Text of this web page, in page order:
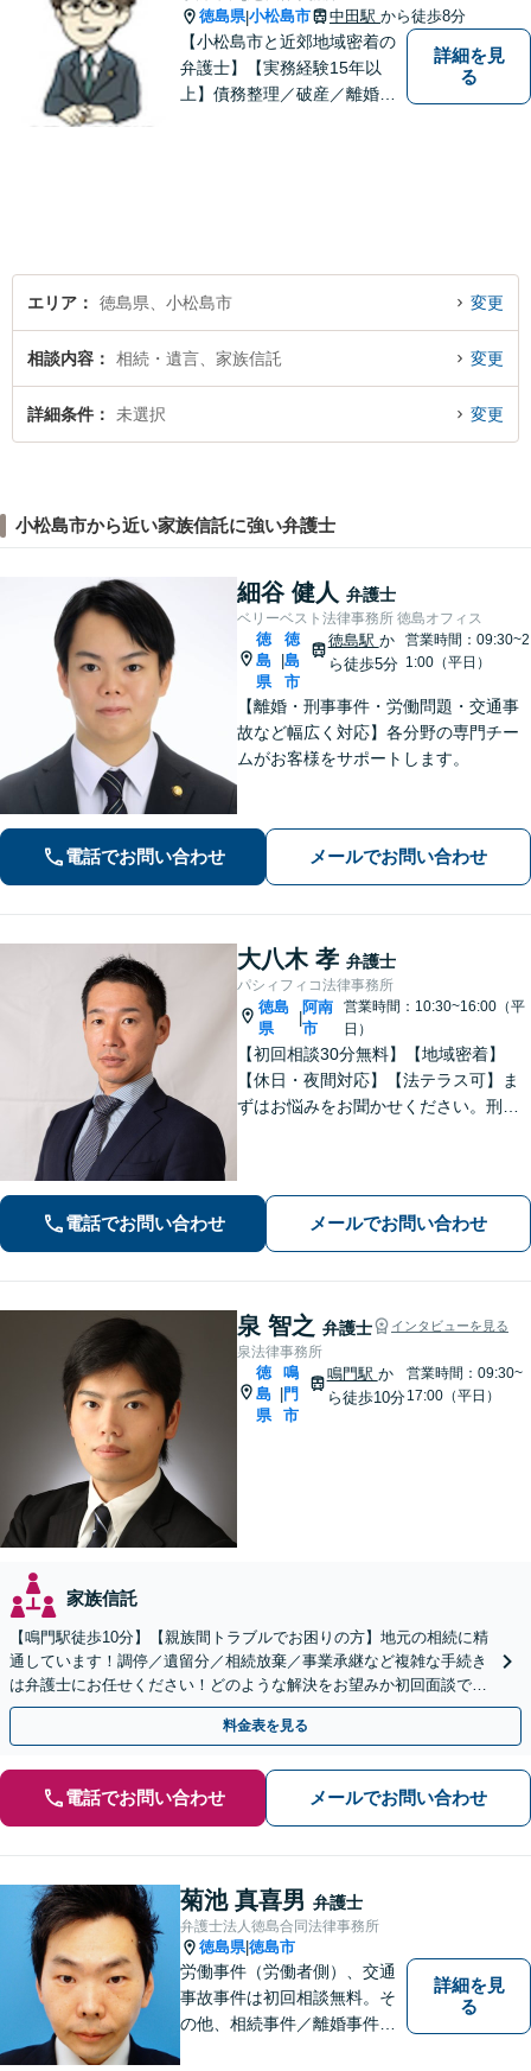
徳島県|小松島市 中田駅 から徒歩8分
【小松島市と近郊地域密着の
弁護士】【実務経験15年以
上】債務整理／破産／離婚／
【無料相談あり】
詳細を見
る
エリア 徳島県、小松島市 変更
相談内容 相続・遺言、家族信託 変更
詳細条件 未選択 変更
小松島市から近い家族信託に強い弁護士
細谷 健人 弁護士
ベリーベスト法律事務所 徳島オフィス
徳
島
県
徳
島
市
徳島駅 か
ら徒歩5分
営業時間：09:30~2
1:00（平日）
【離婚・刑事事件・労働問題・交通事
故など幅広く対応】各分野の専門チー
ムがお客様をサポートします。
電話でお問い合わせ メールでお問い合わせ
大八木 孝 弁護士
パシィフィコ法律事務所
徳島
県
|
阿南
市
営業時間：10:30~16:00（平
日）
【初回相談30分無料】【地域密着】
【休日・夜間対応】【法テラス可】ま
ずはお悩みをお聞かせください。刑事
状況から抜け出すお手伝いをします。
電話でお問い合わせ メールでお問い合わせ
泉 智之 弁護士 インタビューを見る
泉法律事務所
徳
島
県
鳴
門
市
鳴門駅 か
ら徒歩10分
営業時間：09:30~
17:00（平日）
家族信託
【鳴門駅徒歩10分】【親族間トラブルでお困りの方】地元の相続に精
通しています！調停／遺留分／相続放棄／事業承継など複雑な手続き
は弁護士にお任せください！どのような解決をお望みか初回面談でし
っかりヒアリング。遺言作成もお気軽にご相談ください。
料金表を見る
電話でお問い合わせ メールでお問い合わせ
菊池 真喜男 弁護士
弁護士法人徳島合同法律事務所
徳島県|徳島市
労働事件（労働者側）、交通
事故事件は初回相談無料。そ
の他、相続事件／離婚事件／
詳細を見
る